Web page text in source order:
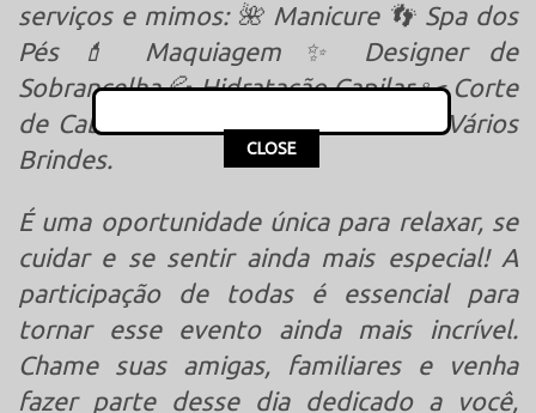
serviços e mimos: 🌺 Manicure 👣 Spa dos
Pés 💄 Maquiagem ✨ Designer de
Sobrancelha 💦 Hidratação Capilar ✂️ Corte
de Cabelo 💇 Escova 🎁 Sorteio de Vários
Brindes.
É uma oportunidade única para relaxar, se
cuidar e se sentir ainda mais especial! A
participação de todas é essencial para
tornar esse evento ainda mais incrível.
Chame suas amigas, familiares e venha
fazer parte desse dia dedicado a você,
This popup will close in:
CLOSE